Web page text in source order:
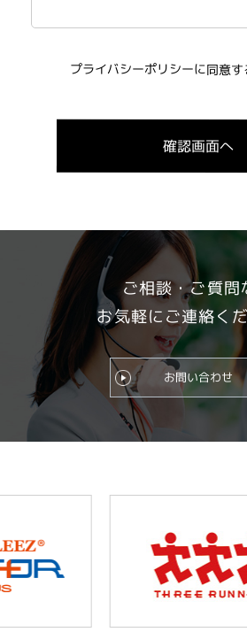
プライバシーポリシーに同意す
ご相談・ご質問
お気軽にご連絡くだ
お問い合わせ